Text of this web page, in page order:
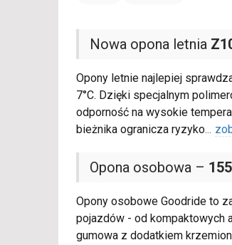
Nowa opona letnia
Opony letnie najlepiej
7°C. Dzięki specjalnym
odporność na wysokie
bieżnika ogranicza ryzyko...
Opona osobowa –
Opony osobowe Goodride to
pojazdów - od kompaktowych
gumowa z dodatkiem